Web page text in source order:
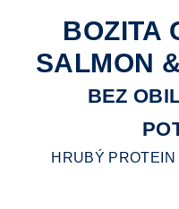
BOZITA
SALMON
BEZ
HRUBÝ